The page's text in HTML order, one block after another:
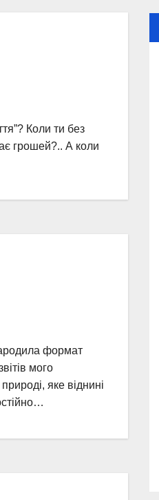
Коли ти без
грошей?.. А коли
формат
мого
яке віднині